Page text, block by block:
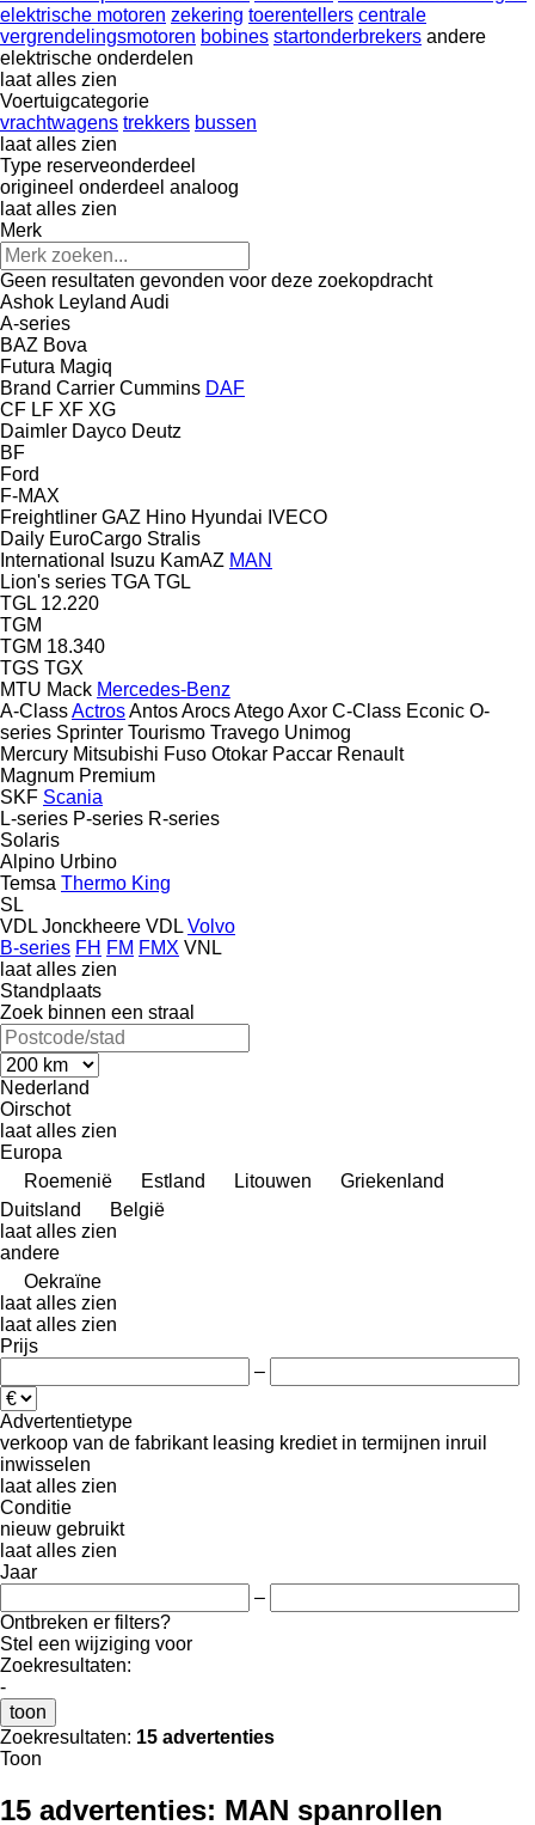
elektrische motoren zekering toerentellers centrale
vergrendelingsmotoren bobines startonderbrekers andere
elektrische onderdelen
laat alles zien
Voertuigcategorie
vrachtwagens trekkers bussen
laat alles zien
Type reserveonderdeel
origineel onderdeel analoog
laat alles zien
Merk
Geen resultaten gevonden voor deze zoekopdracht
Ashok Leyland Audi
A-series
BAZ Bova
Futura Magiq
Brand Carrier Cummins DAF
CF LF XF XG
Daimler Dayco Deutz
BF
Ford
F-MAX
Freightliner GAZ Hino Hyundai IVECO
Daily EuroCargo Stralis
International
Isuzu KamAZ MAN
Lion's series TGA TGL
TGL 12.220
TGM
TGM 18.340
TGS TGX
MTU Mack Mercedes-Benz
A-ClassActrosAntosArocsAtegoAxor C-Class Econic O-
series Sprinter Tourismo Travego Unimog
Mercury Mitsubishi Fuso Otokar Paccar Renault
Magnum Premium
SKF Scania
L-series P-series R-series
Solaris
Alpino Urbino
Temsa Thermo King
SL
VDL Jonckheere VDL Volvo
B-series FH FM FMX VNL
laat alles zien
Standplaats
Zoek binnen een straal
Nederland
Oirschot
laat alles zien
Europa
Roemenië
Estland Litouwen
Griekenland
Duitsland
België
laat alles zien
andere
Oekraïne
laat alles zien
laat alles zien
Prijs
–
Advertentietype
verkoop van de fabrikant leasing krediet in termijnen inruil
inwisselen
laat alles zien
Conditie
nieuw gebruikt
laat alles zien
Jaar
–
Ontbreken er filters?
Stel een wijziging voor
Zoekresultaten:
-
toon
Zoekresultaten: 15 advertenties
Toon
15 advertenties: MAN spanrollen